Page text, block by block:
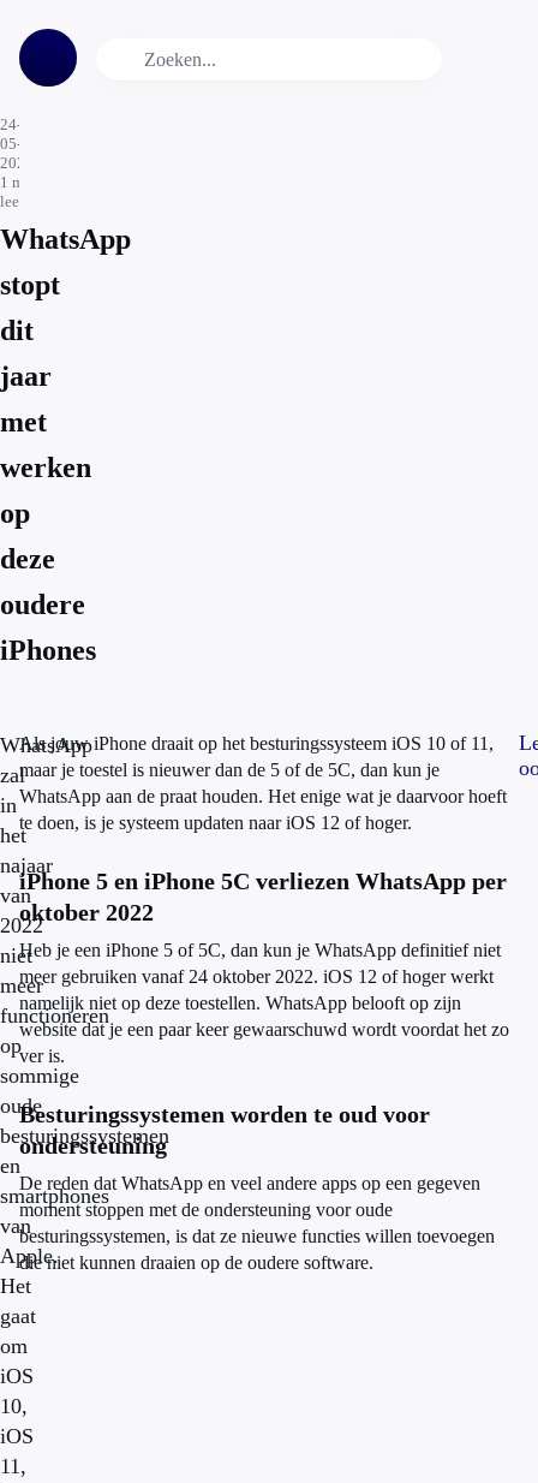
24-
05-
2022
1 min.
leestijd
WhatsApp
stopt
dit
jaar
met
werken
op
deze
oudere
iPhones
WhatsApp
zal
in
het
najaar
van
2022
niet
meer
functioneren
op
sommige
oude
besturingssystemen
en
smartphones
van
Apple.
Het
gaat
om
iOS
10,
iOS
11,
Als jouw iPhone draait op het besturingssysteem iOS 10 of 11,
maar je toestel is nieuwer dan de 5 of de 5C, dan kun je
WhatsApp aan de praat houden. Het enige wat je daarvoor hoeft
te doen, is je systeem updaten naar iOS 12 of hoger.
iPhone 5 en iPhone 5C verliezen WhatsApp per
oktober 2022
Heb je een iPhone 5 of 5C, dan kun je WhatsApp definitief niet
meer gebruiken vanaf 24 oktober 2022. iOS 12 of hoger werkt
namelijk niet op deze toestellen. WhatsApp belooft op zijn
website dat je een paar keer gewaarschuwd wordt voordat het zo
ver is.
Besturingssystemen worden te oud voor
ondersteuning
De reden dat WhatsApp en veel andere apps op een gegeven
moment stoppen met de ondersteuning voor oude
besturingssystemen, is dat ze nieuwe functies willen toevoegen
die niet kunnen draaien op de oudere software.